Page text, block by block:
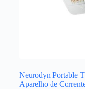
Neurodyn Portable
Aparelho de